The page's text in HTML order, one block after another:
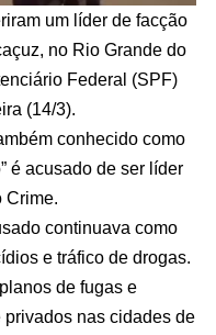
um líder de facção
no Rio Grande do
Federal (SPF)
(14/3).
conhecido como
é acusado de ser líder
Crime.
continuava como
e tráfico de drogas.
de fugas e
nas cidades de